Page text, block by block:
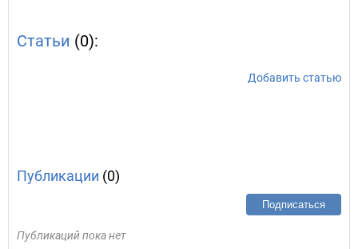
Статьи (0):
Добавить статью
Публикации (0)
Подписаться
Публикаций пока нет